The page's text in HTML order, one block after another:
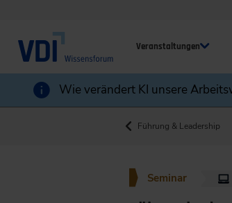
Veranstaltungen
Wie verändert KI unsere
Führung & Leadership
Seminar